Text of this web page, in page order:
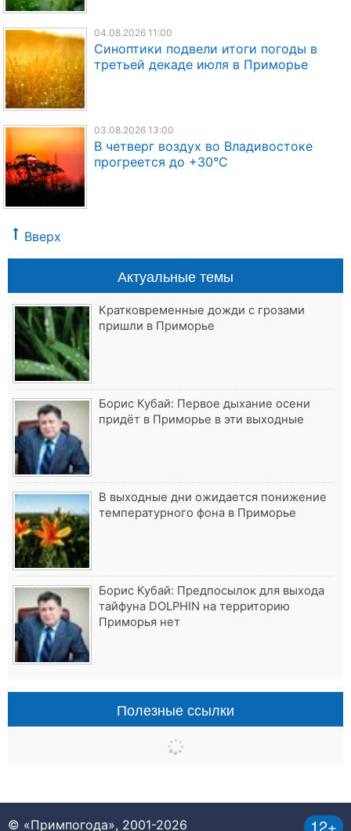
04.08.2026 11:00
Синоптики подвели итоги погоды в
третьей декаде июля в Приморье
03.08.2026 13:00
В четверг воздух во Владивостоке
прогреется до +30°C
Вверх
Актуальные темы
Кратковременные дожди с грозами
пришли в Приморье
Борис Кубай: Первое дыхание осени
придёт в Приморье в эти выходные
В выходные дни ожидается понижение
температурного фона в Приморье
Борис Кубай: Предпосылок для выхода
тайфуна DOLPHIN на территорию
Приморья нет
Полезные ссылки
12+
© «Примпогода», 2001-2026